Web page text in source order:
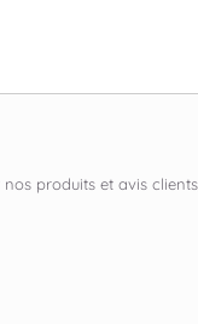
produits et avis